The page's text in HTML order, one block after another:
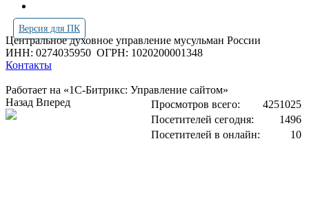
Версия для ПК
Центральное духовное управление мусульман России
ИНН: 0274035950 ОГРН: 1020200001348
Контакты
Работает на «1С-Битрикс: Управление сайтом»
Просмотров всего:
4251025
Посетителей сегодня:
1496
Посетителей в онлайн:
10
Назад Вперед